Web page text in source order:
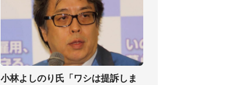
小林よしのり氏「ワシは提訴しま